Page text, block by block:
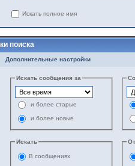
Искать полное имя
поиска
Дополнительные настройки
Искать сообщения за
и более старые
и более новые
Искать
В сообщениях